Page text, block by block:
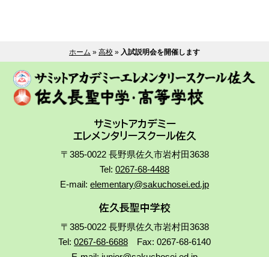
ホーム » 高校 » 入試説明会を開催します
サミットアカデミー
エレメンタリースクール佐久
〒385-0022 長野県佐久市岩村田3638
Tel: 0267-68-4488
E-mail: elementary@sakuchosei.ed.jp
佐久長聖中学校
〒385-0022 長野県佐久市岩村田3638
Tel: 0267-68-6688 Fax: 0267-68-6140